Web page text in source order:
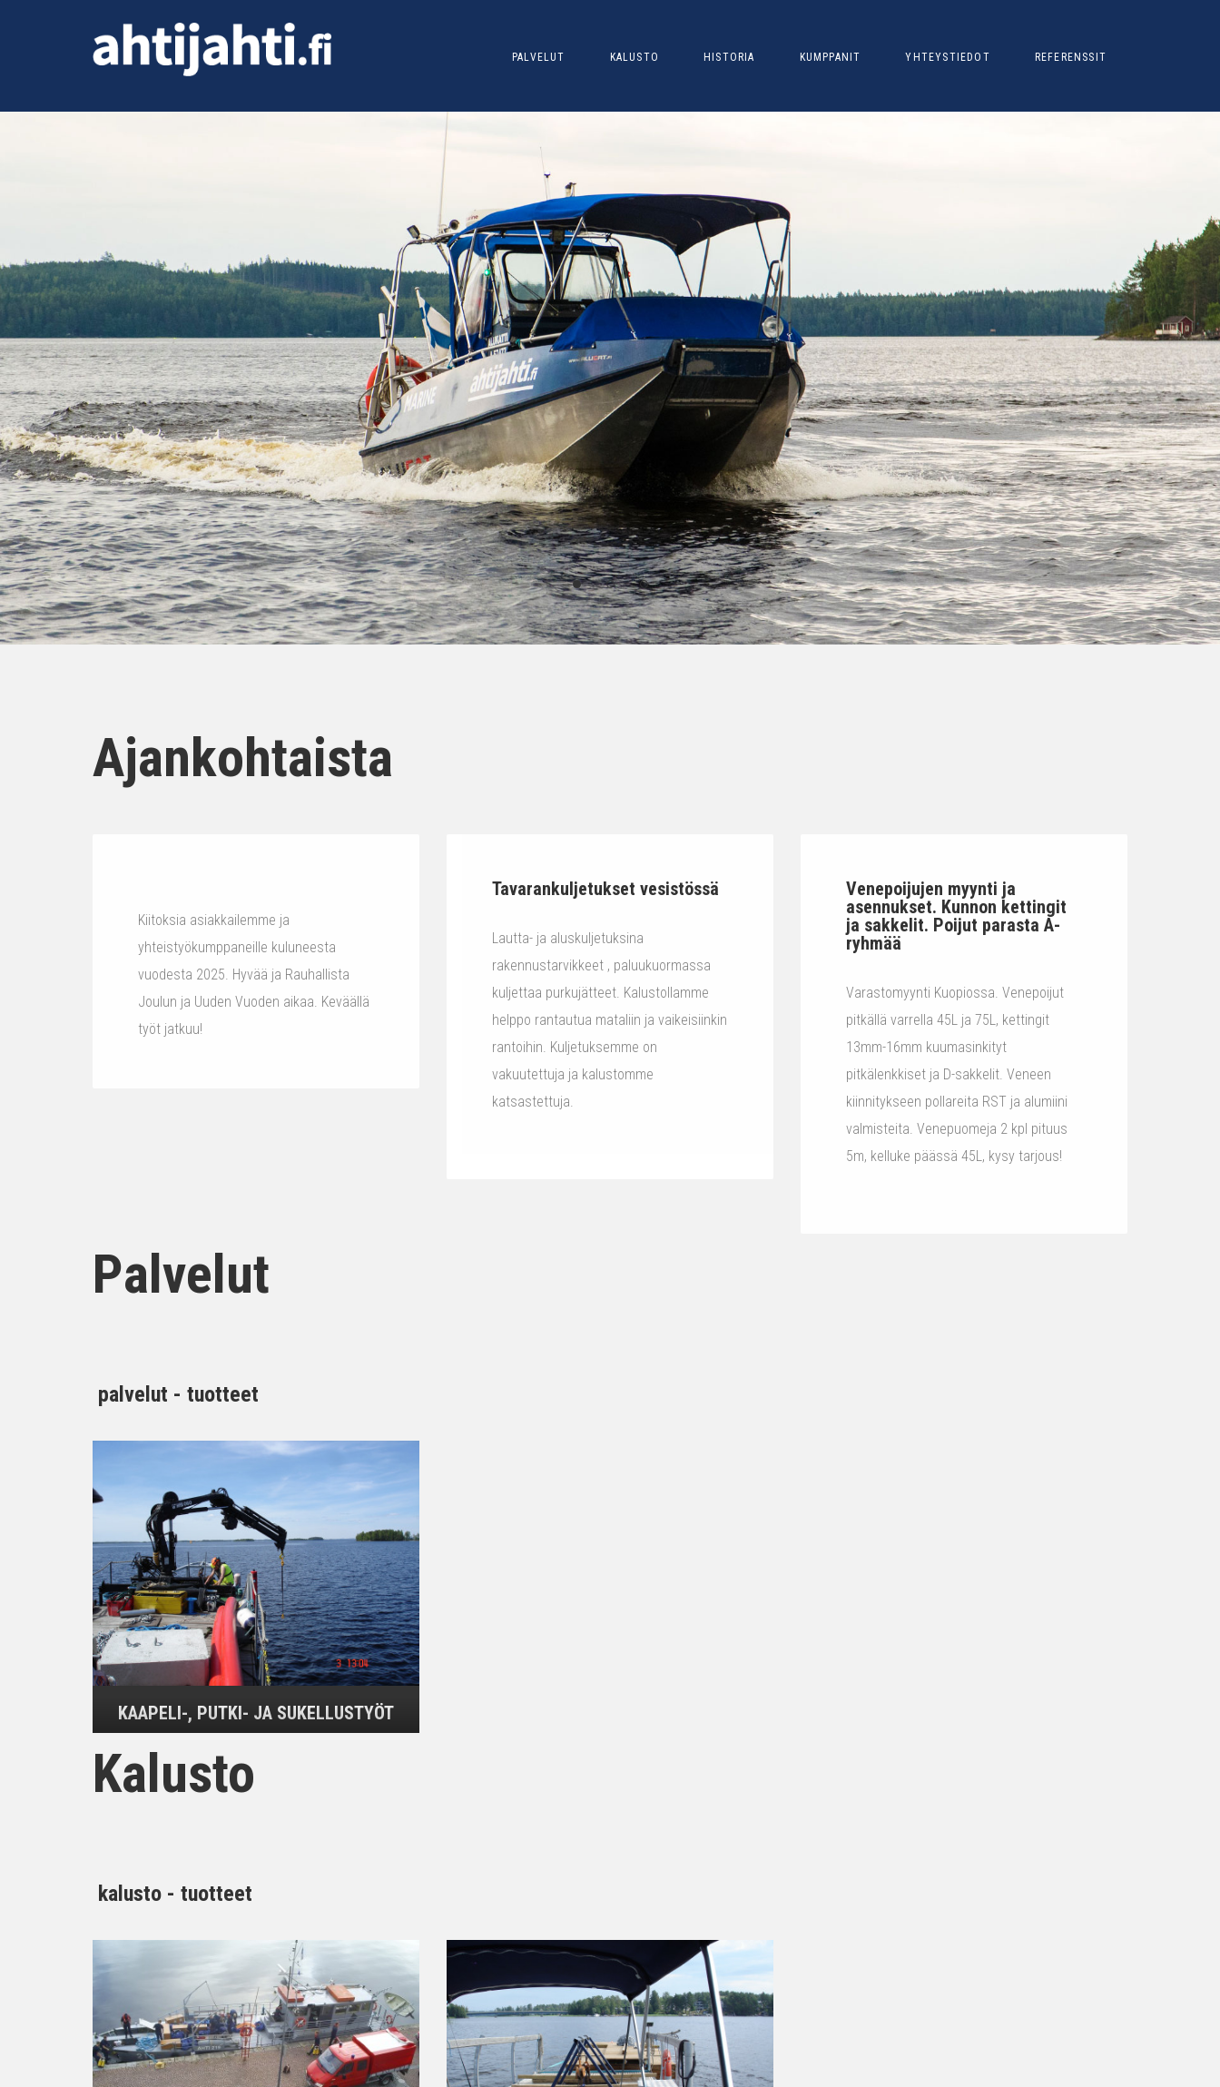
PALVELUT KALUSTO HISTORIA KUMPPANIT YHTEYSTIEDOT REFERENSSIT
Ajankohtaista
Kiitoksia asiakkailemme ja
yhteistyökumppaneille kuluneesta
vuodesta 2025. Hyvää ja Rauhallista
Joulun ja Uuden Vuoden aikaa. Keväällä
työt jatkuu!
Tavarankuljetukset vesistössä
Lautta- ja aluskuljetuksina
rakennustarvikkeet , paluukuormassa
kuljettaa purkujätteet. Kalustollamme
helppo rantautua mataliin ja vaikeisiinkin
rantoihin. Kuljetuksemme on
vakuutettuja ja kalustomme
katsastettuja.
Venepoijujen myynti ja
asennukset. Kunnon kettingit
ja sakkelit. Poijut parasta A-
ryhmää
Varastomyynti Kuopiossa. Venepoijut
pitkällä varrella 45L ja 75L, kettingit
13mm-16mm kuumasinkityt
pitkälenkkiset ja D-sakkelit. Veneen
kiinnitykseen pollareita RST ja alumiini
valmisteita. Venepuomeja 2 kpl pituus
5m, kelluke päässä 45L, kysy tarjous!
Palvelut
palvelut - tuotteet
KAAPELI-, PUTKI- JA SUKELLUSTYÖT
Kalusto
kalusto - tuotteet